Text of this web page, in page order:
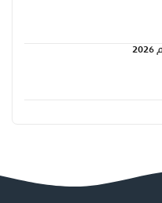
موعد مباراة فرنسا والسنغال في كأس العالم 2026